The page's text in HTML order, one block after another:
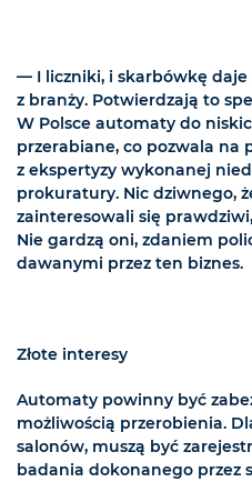
— I liczniki, i skarbówkę
z branży. Potwierdzają to
W Polsce automaty do
przerabiane, co pozwala
z ekspertyzy wykonanej
prokuratury. Nic dziwnego,
zainteresowali się
Nie gardzą oni, zdaniem
dawanymi przez ten biznes.
Złote interesy
Automaty powinny być
możliwością przerobienia.
salonów, muszą być
badania dokonanego przez